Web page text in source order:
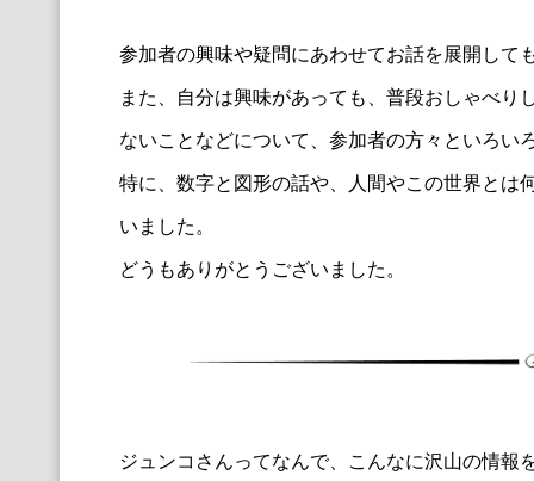
参加者の興味や疑問にあわせてお話を展開して
また、自分は興味があっても、 普段おしゃべり
ないことなどについて、 参加者の方々といろい
特に、数字と図形の話や、人間やこの世界とは
いました。
どうもありがとうございました。
ジュンコさんってなんで、こんなに沢山の情